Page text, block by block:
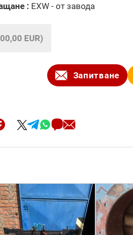
: EXW - от завода
EUR)
Запитване